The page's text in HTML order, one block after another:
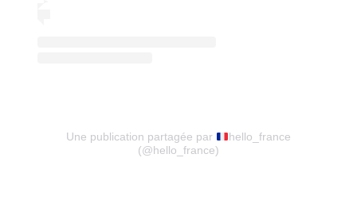
Une publication partagée par
hello_france
(@hello_france)